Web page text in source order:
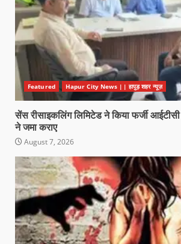
Featured Hapur City News || हापुड़ शहर न्यूज़
सेंस रीसाइकलिंग लिमिटेड ने किया फर्जी
ने जमा कराए
August 7, 2026